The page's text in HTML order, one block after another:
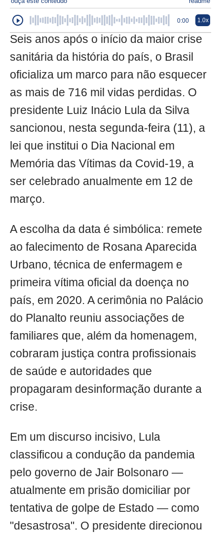
0:00 1.0x
Seis anos após o início da maior crise
sanitária da história do país, o Brasil
oficializa um marco para não esquecer
as mais de 716 mil vidas perdidas. O
presidente Luiz Inácio Lula da Silva
sancionou, nesta segunda-feira (11), a
lei que institui o Dia Nacional em
Memória das Vítimas da Covid-19, a
ser celebrado anualmente em 12 de
março.
A escolha da data é simbólica: remete
ao falecimento de Rosana Aparecida
Urbano, técnica de enfermagem e
primeira vítima oficial da doença no
país, em 2020. A cerimônia no Palácio
do Planalto reuniu associações de
familiares que, além da homenagem,
cobraram justiça contra profissionais
de saúde e autoridades que
propagaram desinformação durante a
crise.
Em um discurso incisivo, Lula
classificou a condução da pandemia
pelo governo de Jair Bolsonaro —
atualmente em prisão domiciliar por
tentativa de golpe de Estado — como
"desastrosa". O presidente direcionou